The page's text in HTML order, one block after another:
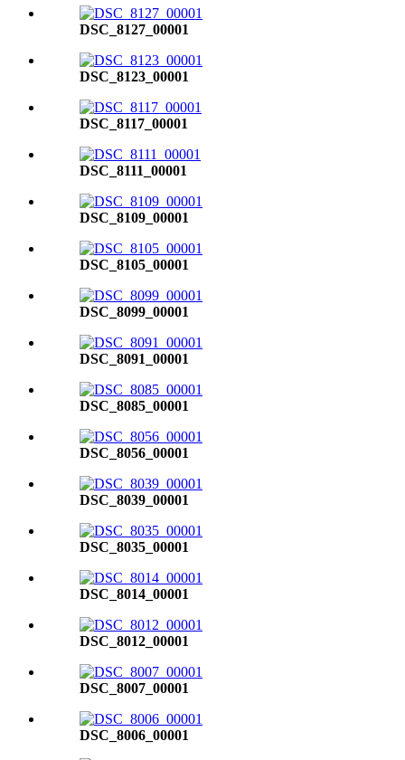
DSC_8127_00001
DSC_8123_00001
DSC_8117_00001
DSC_8111_00001
DSC_8109_00001
DSC_8105_00001
DSC_8099_00001
DSC_8091_00001
DSC_8085_00001
DSC_8056_00001
DSC_8039_00001
DSC_8035_00001
DSC_8014_00001
DSC_8012_00001
DSC_8007_00001
DSC_8006_00001